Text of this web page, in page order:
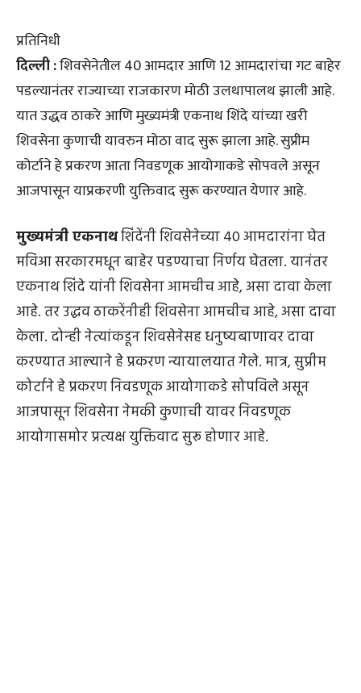
प्रतिनिधी
दिल्ली :शिवसेनेतील 40 आमदार आणि 12 आमदारांचा गट बाहेर
पडल्यानंतर राज्याच्या राजकारण मोठी उलथापालथ झाली आहे.
यात उद्धव ठाकरे आणि मुख्यमंत्री एकनाथ शिंदे यांच्या खरी
शिवसेना कुणाची यावरुन मोठा वाद सुरू झाला आहे. सुप्रीम
कोर्टाने हे प्रकरण आता निवडणूक आयोगाकडे सोपवले असून
आजपासून याप्रकरणी युक्तिवाद सुरू करण्यात येणार आहे.
मुख्यमंत्री एकनाथशिंदेंनी शिवसेनेच्या 40 आमदारांना घेत
मविआ सरकारमधून बाहेर पडण्याचा निर्णय घेतला. यानंतर
एकनाथ शिंदे यांनी शिवसेना आमचीच आहे, असा दावा केला
आहे. तर उद्धव ठाकरेंनीही शिवसेना आमचीच आहे, असा दावा
केला. दोन्ही नेत्यांकडून शिवसेनेसह धनुष्यबाणावर दावा
करण्यात आल्याने हे प्रकरण न्यायालयात गेले. मात्र, सुप्रीम
कोर्टाने हे प्रकरण निवडणूक आयोगाकडे सोपविले असून
आजपासून शिवसेना नेमकी कुणाची यावर निवडणूक
आयोगासमोर प्रत्यक्ष युक्तिवाद सुरू होणार आहे.